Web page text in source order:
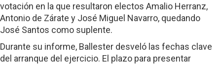
votación en la que resultaron electos Amalio Herranz,
Antonio de Zárate y José Miguel Navarro, quedando
José Santos como suplente.
Durante su informe, Ballester desveló las fechas clave
del arranque del ejercicio. El plazo para presentar